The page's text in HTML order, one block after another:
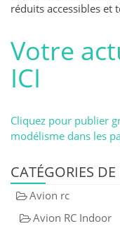
réduits accessibles et
Votre
ICI
Cliquez pour publier
modélisme dans les
CATÉGORIES
Avion rc
Avion RC Indoor